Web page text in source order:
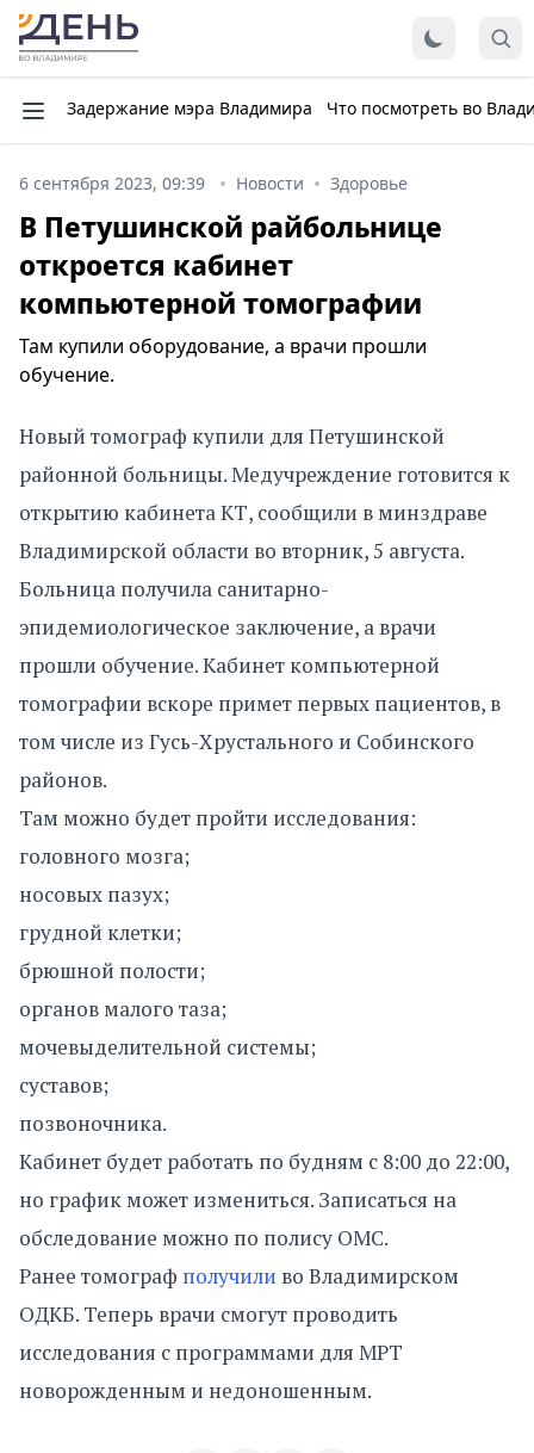
Задержание мэра Владимира Что посмотреть во
6 сентября 2023, 09:39 Новости Здоровье
В Петушинской райбольнице
откроется кабинет
компьютерной томографии
Там купили оборудование, а врачи прошли
обучение.
Новый томограф купили для Петушинской
районной больницы. Медучреждение готовится к
открытию кабинета КТ, сообщили в минздраве
Владимирской области во вторник, 5 августа.
Больница получила санитарно-
эпидемиологическое заключение, а врачи
прошли обучение. Кабинет компьютерной
томографии вскоре примет первых пациентов, в
том числе из Гусь-Хрустального и Собинского
районов.
Там можно будет пройти исследования:
головного мозга;
носовых пазух;
грудной клетки;
брюшной полости;
органов малого таза;
мочевыделительной системы;
суставов;
позвоночника.
Кабинет будет работать по будням с 8:00 до 22:00,
но график может измениться. Записаться на
обследование можно по полису ОМС.
Ранее томограф получили во Владимирском
ОДКБ. Теперь врачи смогут проводить
исследования с программами для МРТ
новорожденным и недоношенным.